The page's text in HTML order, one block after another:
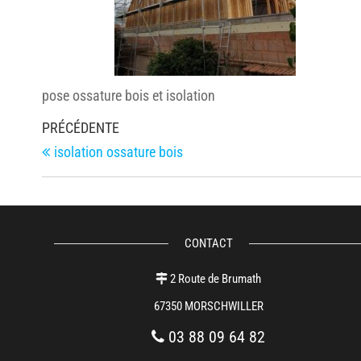
pose ossature bois et isolation
Navigation
de
l’article
Article
précédent
PRÉCÉDENTE
isolation ossature bois
CONTACT
2 Route de Brumath
67350 MORSCHWILLER
03 88 09 64 82